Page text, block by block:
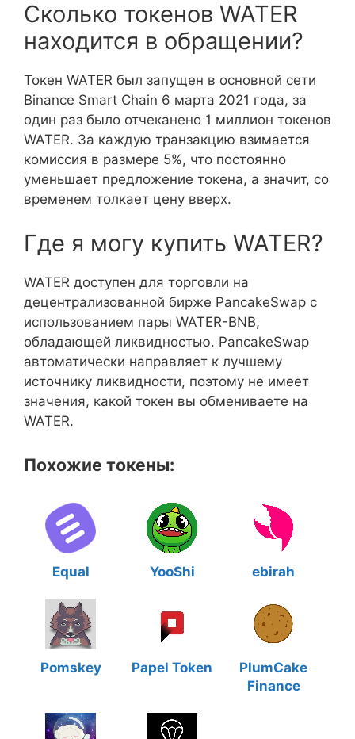
Сколько токенов WATER
находится в обращении?
Токен WATER был запущен в основной сети
Binance Smart Chain 6 марта 2021 года, за
один раз было отчеканено 1 миллион токенов
WATER. За каждую транзакцию взимается
комиссия в размере 5%, что постоянно
уменьшает предложение токена, а значит, со
временем толкает цену вверх.
Где я могу купить WATER?
WATER доступен для торговли на
децентрализованной бирже PancakeSwap с
использованием пары WATER-BNB,
обладающей ликвидностью. PancakeSwap
автоматически направляет к лучшему
источнику ликвидности, поэтому не имеет
значения, какой токен вы обмениваете на
WATER.
Похожие токены:
Equal YooShi ebirah
Pomskey Papel Token
PlumCake
Finance